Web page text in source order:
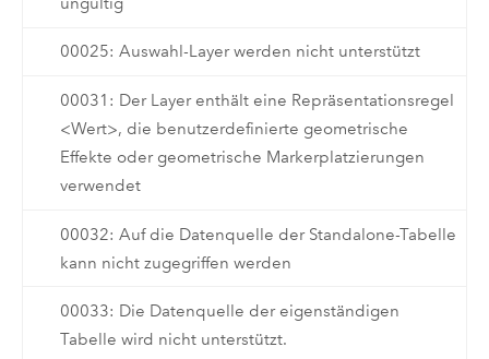
00025: Auswahl-Layer werden nicht unterstützt
00031: Der Layer enthält eine Repräsentationsregel
<Wert>, die benutzerdefinierte geometrische
Effekte oder geometrische Markerplatzierungen
verwendet
00032: Auf die Datenquelle der Standalone-Tabelle
kann nicht zugegriffen werden
00033: Die Datenquelle der eigenständigen
Tabelle wird nicht unterstützt.